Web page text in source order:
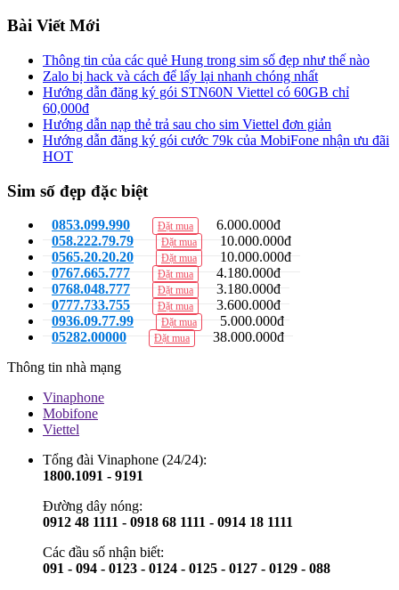
Bài Viết Mới
Thông tin của các quẻ Hung trong sim số đẹp như thế nào
Zalo bị hack và cách để lấy lại nhanh chóng nhất
Hướng dẫn đăng ký gói STN60N Viettel có 60GB chỉ
60,000đ
Hướng dẫn nạp thẻ trả sau cho sim Viettel đơn giản
Hướng dẫn đăng ký gói cước 79k của MobiFone nhận ưu đãi
HOT
Sim số đẹp đặc biệt
0853.099.990 Đặt mua
6.000.000đ
058.222.79.79
Đặt mua
10.000.000đ
0565.20.20.20
Đặt mua
10.000.000đ
0767.665.777
Đặt mua
4.180.000đ
0768.048.777
Đặt mua
3.180.000đ
0777.733.755
Đặt mua
3.600.000đ
0936.09.77.99
Đặt mua
5.000.000đ
05282.00000
Đặt mua
38.000.000đ
Thông tin nhà mạng
Vinaphone
Mobifone
Viettel
Tổng đài Vinaphone (24/24):
1800.1091 - 9191
Đường dây nóng:
0912 48 1111 - 0918 68 1111 - 0914 18 1111
Các đầu số nhận biết:
091 - 094 - 0123 - 0124 - 0125 - 0127 - 0129 - 088